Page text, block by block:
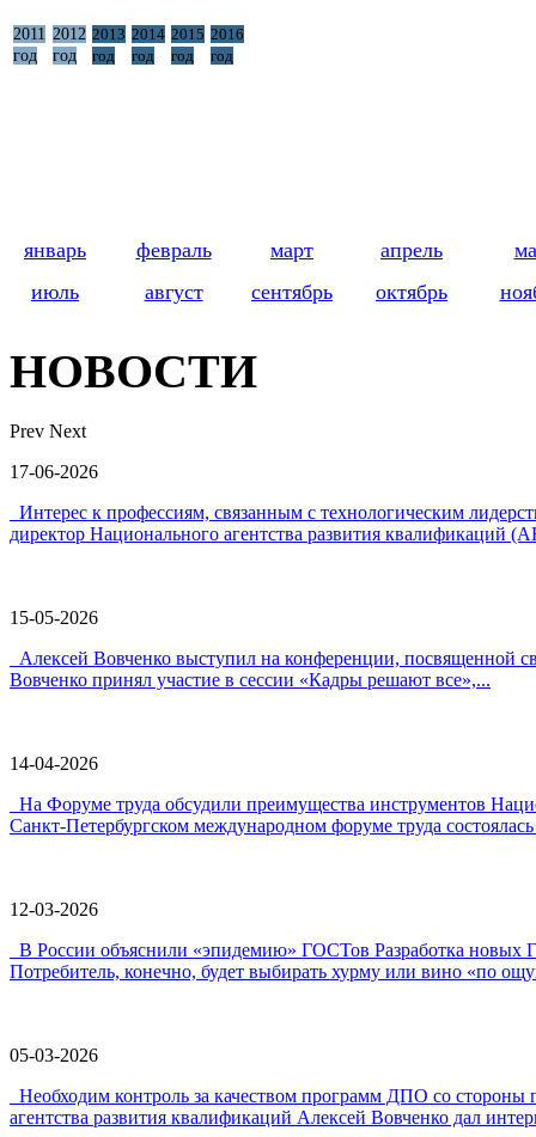
2011
год
2012
год
2013
год
2014
год
2015
год
2016
год
январь февраль март апрель
июль
август сентябрь октябрь
НОВОСТИ
Prev Next
17-06-2026
Интерес к профессиям, связанным с технологическим
директор Национального агентства развития квалификаций
15-05-2026
Алексей Вовченко выступил на конференции,
Вовченко принял участие в сессии «Кадры решают все»,...
14-04-2026
На Форуме труда обсудили преимущества инструментов
Санкт-Петербургском международном форуме труда
12-03-2026
В России объяснили «эпидемию» ГОСТов Разработка новых
Потребитель, конечно, будет выбирать хурму или вино «по
05-03-2026
Необходим контроль за качеством программ ДПО со
агентства развития квалификаций Алексей Вовченко дал